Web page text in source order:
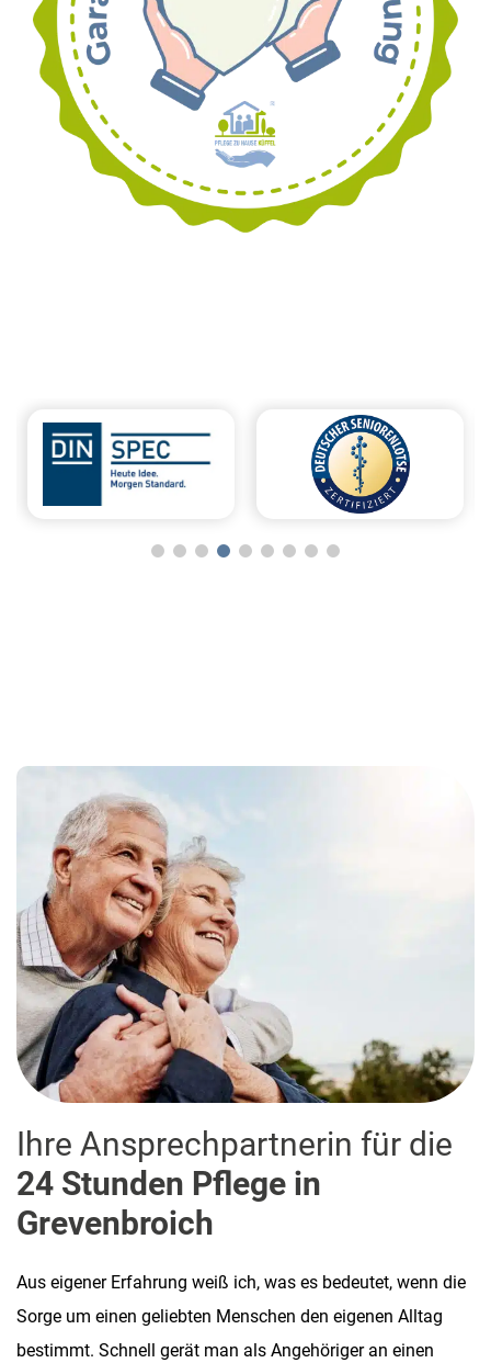
Ihre Ansprechpartnerin für die
24 Stunden Pflege in
Grevenbroich
Aus eigener Erfahrung weiß ich, was es bedeutet, wenn die
Sorge um einen geliebten Menschen den eigenen Alltag
bestimmt. Schnell gerät man als Angehöriger an einen